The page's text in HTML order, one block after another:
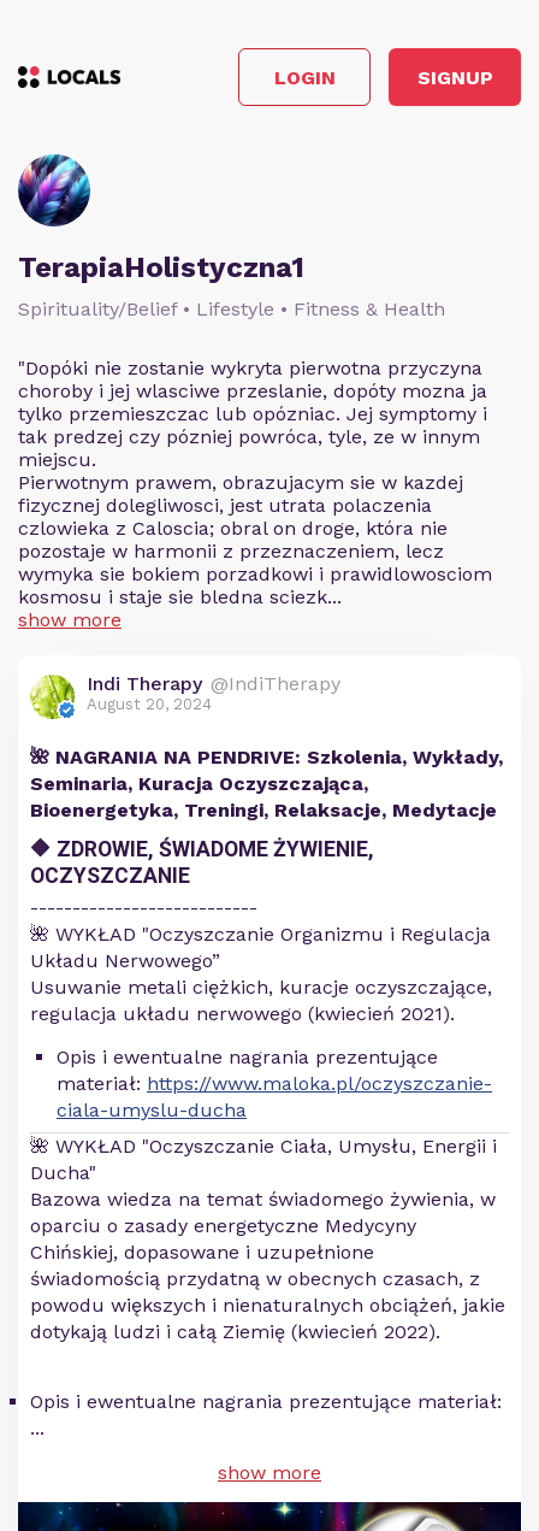
LOGIN SIGNUP
TerapiaHolistyczna1
Spirituality/Belief • Lifestyle • Fitness & Health
"Dopóki nie zostanie wykryta pierwotna przyczyna
choroby i jej wlasciwe przeslanie, dopóty mozna ja
tylko przemieszczac lub opózniac. Jej symptomy i
tak predzej czy pózniej powróca, tyle, ze w innym
miejscu.
Pierwotnym prawem, obrazujacym sie w kazdej
fizycznej dolegliwosci, jest utrata polaczenia
czlowieka z Caloscia; obral on droge, która nie
pozostaje w harmonii z przeznaczeniem, lecz
wymyka sie bokiem porzadkowi i prawidlowosciom
kosmosu i staje sie bledna sciezk...
show more
Indi Therapy @IndiTherapy
August 20, 2024
🌺 NAGRANIA NA PENDRIVE: Szkolenia, Wykłady,
Seminaria, Kuracja Oczyszczająca,
Bioenergetyka, Treningi, Relaksacje, Medytacje
🔶 ZDROWIE, ŚWIADOME ŻYWIENIE,
OCZYSZCZANIE
​---------------------------
🌺 WYKŁAD "Oczyszczanie Organizmu i Regulacja
Układu Nerwowego”
Usuwanie metali ciężkich, kuracje oczyszczające,
regulacja układu nerwowego (kwiecień 2021).
Opis i ewentualne nagrania prezentujące
materiał: https://www.maloka.pl/oczyszczanie-
ciala-umyslu-ducha
🌺 WYKŁAD "Oczyszczanie Ciała, Umysłu, Energii i
Ducha"
Bazowa wiedza na temat świadomego żywienia, w
oparciu o zasady energetyczne Medycyny
Chińskiej, dopasowane i uzupełnione
świadomością przydatną w obecnych czasach, z
powodu większych i nienaturalnych obciążeń, jakie
dotykają ludzi i całą Ziemię (kwiecień 2022).
Opis i ewentualne nagrania prezentujące materiał:
...
show more